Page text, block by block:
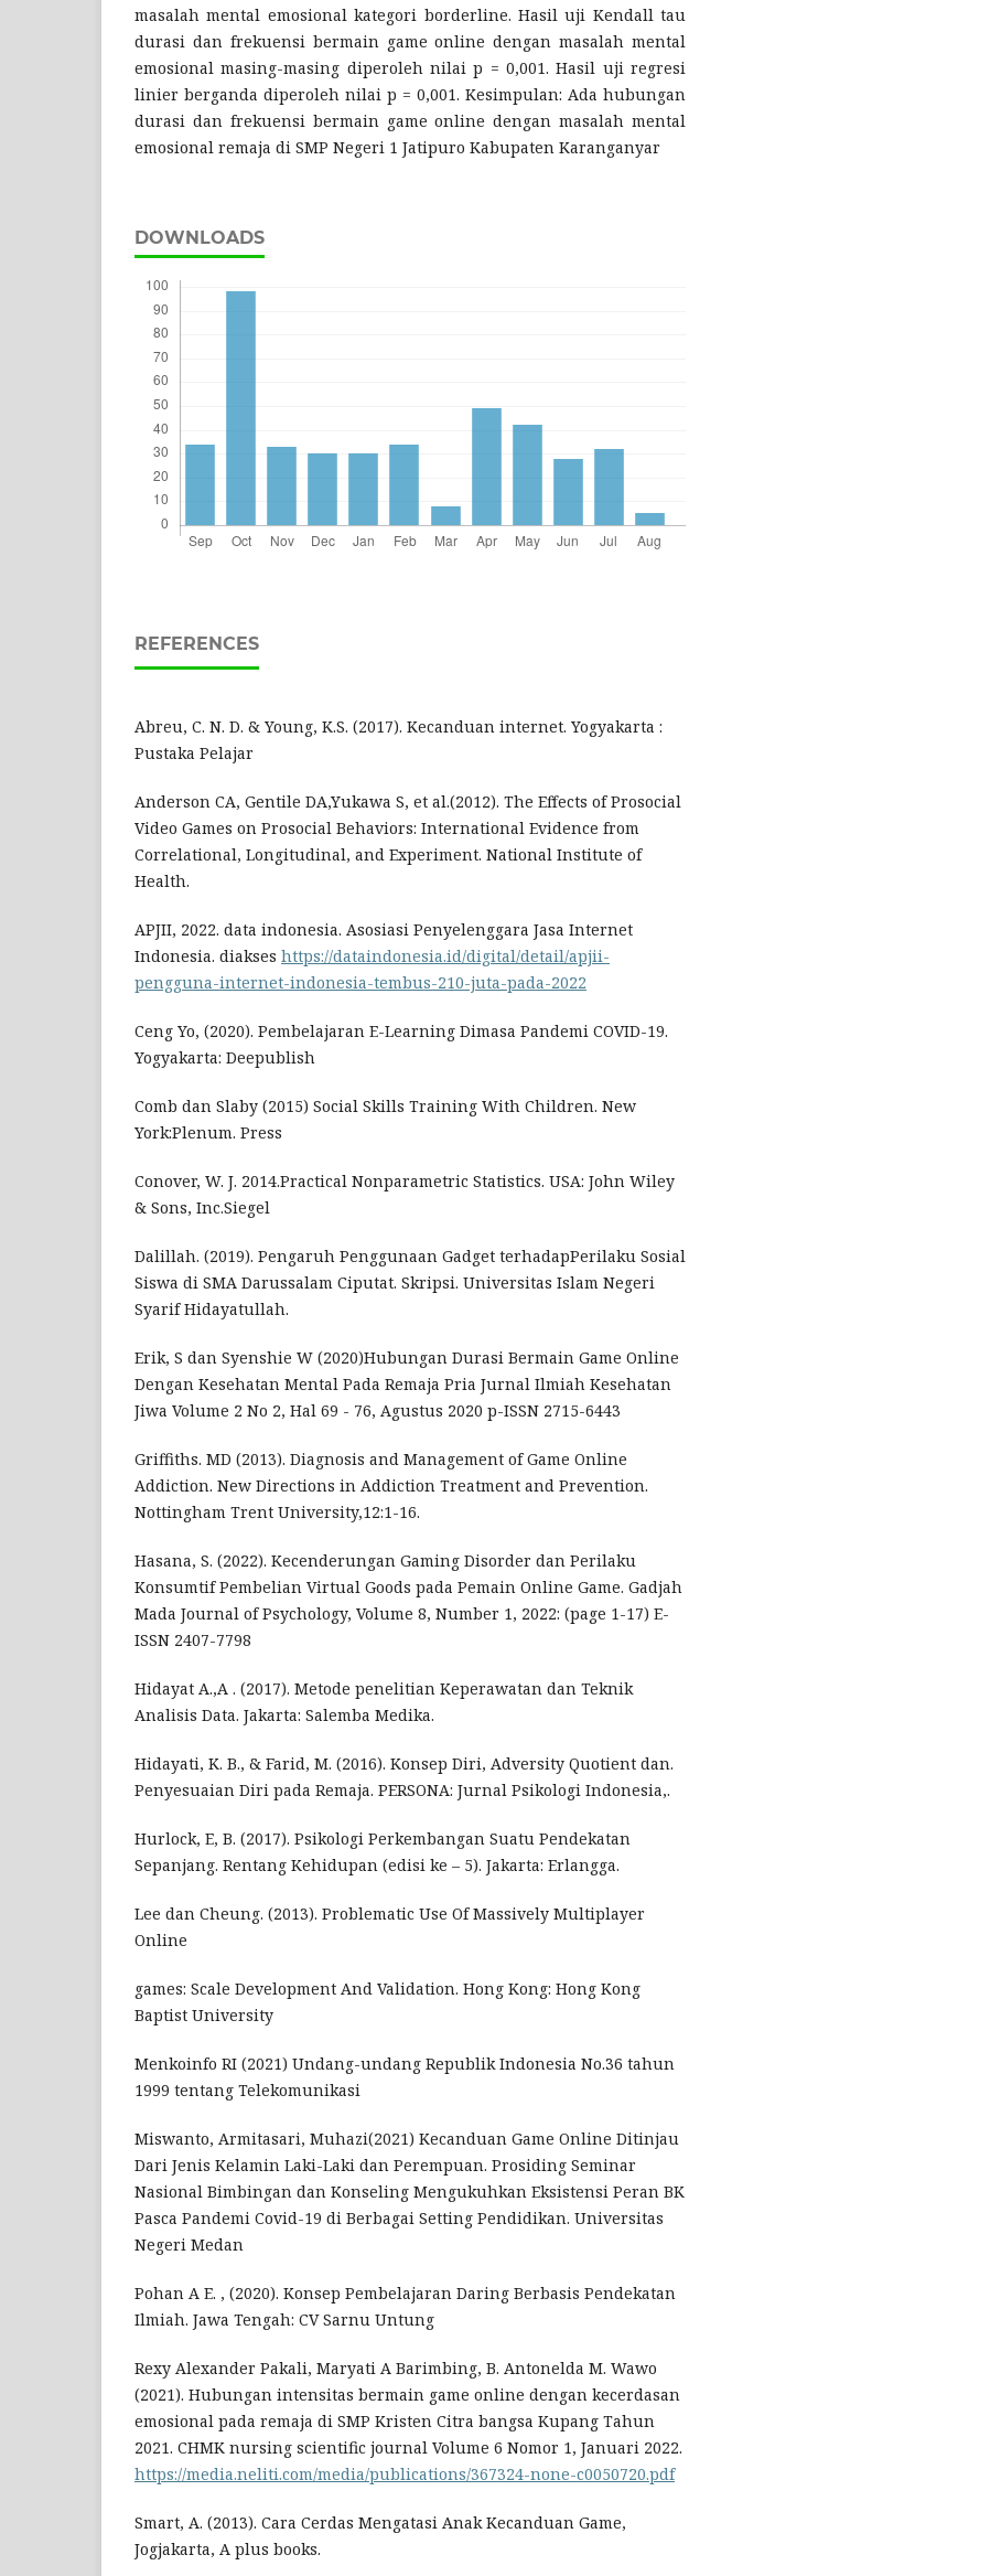
masalah mental emosional kategori borderline. Hasil uji Kendall tau
durasi dan frekuensi bermain game online dengan masalah mental
emosional masing-masing diperoleh nilai p = 0,001. Hasil uji regresi
linier berganda diperoleh nilai p = 0,001. Kesimpulan: Ada hubungan
durasi dan frekuensi bermain game online dengan masalah mental
emosional remaja di SMP Negeri 1 Jatipuro Kabupaten Karanganyar
DOWNLOADS
REFERENCES
Abreu, C. N. D. & Young, K.S. (2017). Kecanduan internet. Yogyakarta :
Pustaka Pelajar
Anderson CA, Gentile DA,Yukawa S, et al.(2012). The Effects of Prosocial
Video Games on Prosocial Behaviors: International Evidence from
Correlational, Longitudinal, and Experiment. National Institute of
Health.
APJII, 2022. data indonesia. Asosiasi Penyelenggara Jasa Internet
Indonesia. diakses https://dataindonesia.id/digital/detail/apjii-
pengguna-internet-indonesia-tembus-210-juta-pada-2022
Ceng Yo, (2020). Pembelajaran E-Learning Dimasa Pandemi COVID-19.
Yogyakarta: Deepublish
Comb dan Slaby (2015) Social Skills Training With Children. New
York:Plenum. Press
Conover, W. J. 2014.Practical Nonparametric Statistics. USA: John Wiley
& Sons, Inc.Siegel
Dalillah. (2019). Pengaruh Penggunaan Gadget terhadapPerilaku Sosial
Siswa di SMA Darussalam Ciputat. Skripsi. Universitas Islam Negeri
Syarif Hidayatullah.
Erik, S dan Syenshie W (2020)Hubungan Durasi Bermain Game Online
Dengan Kesehatan Mental Pada Remaja Pria Jurnal Ilmiah Kesehatan
Jiwa Volume 2 No 2, Hal 69 - 76, Agustus 2020 p-ISSN 2715-6443
Griffiths. MD (2013). Diagnosis and Management of Game Online
Addiction. New Directions in Addiction Treatment and Prevention.
Nottingham Trent University,12:1-16.
Hasana, S. (2022). Kecenderungan Gaming Disorder dan Perilaku
Konsumtif Pembelian Virtual Goods pada Pemain Online Game. Gadjah
Mada Journal of Psychology, Volume 8, Number 1, 2022: (page 1-17) E-
ISSN 2407-7798
Hidayat A.,A . (2017). Metode penelitian Keperawatan dan Teknik
Analisis Data. Jakarta: Salemba Medika.
Hidayati, K. B., & Farid, M. (2016). Konsep Diri, Adversity Quotient dan.
Penyesuaian Diri pada Remaja. PERSONA: Jurnal Psikologi Indonesia,.
Hurlock, E, B. (2017). Psikologi Perkembangan Suatu Pendekatan
Sepanjang. Rentang Kehidupan (edisi ke – 5). Jakarta: Erlangga.
Lee dan Cheung. (2013). Problematic Use Of Massively Multiplayer
Online
games: Scale Development And Validation. Hong Kong: Hong Kong
Baptist University
Menkoinfo RI (2021) Undang-undang Republik Indonesia No.36 tahun
1999 tentang Telekomunikasi
Miswanto, Armitasari, Muhazi(2021) Kecanduan Game Online Ditinjau
Dari Jenis Kelamin Laki-Laki dan Perempuan. Prosiding Seminar
Nasional Bimbingan dan Konseling Mengukuhkan Eksistensi Peran BK
Pasca Pandemi Covid-19 di Berbagai Setting Pendidikan. Universitas
Negeri Medan
Pohan A E. , (2020). Konsep Pembelajaran Daring Berbasis Pendekatan
Ilmiah. Jawa Tengah: CV Sarnu Untung
Rexy Alexander Pakali, Maryati A Barimbing, B. Antonelda M. Wawo
(2021). Hubungan intensitas bermain game online dengan kecerdasan
emosional pada remaja di SMP Kristen Citra bangsa Kupang Tahun
2021. CHMK nursing scientific journal Volume 6 Nomor 1, Januari 2022.
https://media.neliti.com/media/publications/367324-none-c0050720.pdf
Smart, A. (2013). Cara Cerdas Mengatasi Anak Kecanduan Game,
Jogjakarta, A plus books.